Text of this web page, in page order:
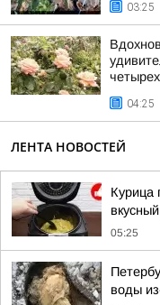
03:25
04:25
ЛЕНТА НОВОСТЕЙ
Курица
05:25
воды